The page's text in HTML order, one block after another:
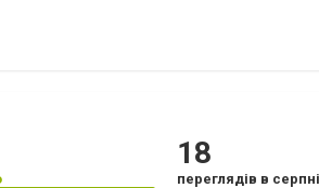
остановка троллейбусов "8" и "15",
18
переглядів в серпні